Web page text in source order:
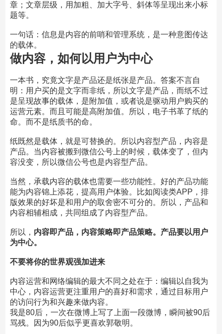
章；文章层级，用加粗、加大字号、斜体等呈现出来小标
题等。
一句话：信息是内容的前哨和管理系统，是一种意图传达
的载体。
做内容，如何以用户为中心
一本书，究竟文字是产品还是纸张是产品。答案不言自
明：用户买的是文字而非纸，所以文字是产品，而纸不过
是呈现故事的载体，是附加值，或者说是驱动用户购买的
运营元素。而且可能是高附加值。所以，电子书革了纸的
命。而不是纸质书的命。
纸既然是载体，就是可替换的。所以内容型产品，内容是
产品。当内容被搬到微信公号上的时候，载体变了，但内
容没变，所以微信公号也是内容型产品。
当然，承载内容的载体也需要一些功能性。好的产品功能
能为内容锦上添花，提高用户体验。比如阅读类APP，排
版效果的好坏是和用户的取舍密不可分的。所以，产品和
内容相辅相成，共同组成了内容型产品。
所以， 内容即产品，内容策略即产品策略。产品要以用户
为中心。
不要将你的世界观强加进来
内容运营和网络编辑的最大不同之处在于：编辑以自我为
中心，内容运营更注重用户的喜好和需求，通过目标用户
的访问行为和兴趣来做内容。
我是80后，一次在微博上写了上面一段微博，瞬间被90后
骂残。因为90后似乎更喜欢郭敬明。